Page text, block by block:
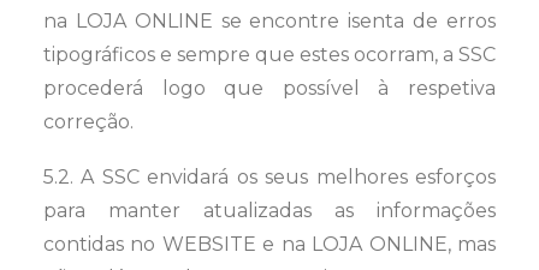
na LOJA ONLINE se encontre isenta de erros
tipográficos e sempre que estes ocorram, a SSC
procederá logo que possível à respetiva
correção.
5.2. A SSC envidará os seus melhores esforços
para manter atualizadas as informações
contidas no WEBSITE e na LOJA ONLINE, mas